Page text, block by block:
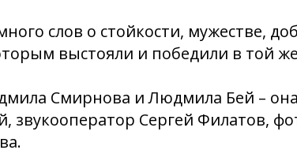
слов о стойкости, мужестве,
выстояли и победили в той
Смирнова и Людмила Бей –
звукооператор Сергей Филатов,